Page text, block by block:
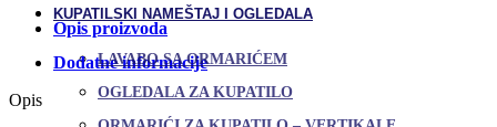
KUPATILSKI NAMEŠTAJ I OGLEDALA
LAVABO SA ORMARIĆEM
OGLEDALA ZA KUPATILO
Opis proizvoda
Dodatne informacije
Opis